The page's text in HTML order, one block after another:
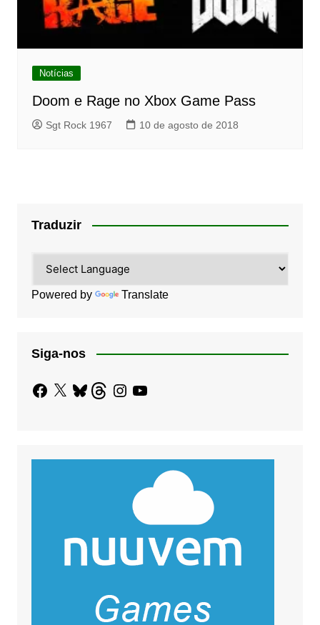
Notícias
Doom e Rage no Xbox Game Pass
Sgt Rock 1967 10 de agosto de 2018
Traduzir
Powered by Translate
Siga-nos
Facebook
X BlueskyThreadsInstagram
YouTube